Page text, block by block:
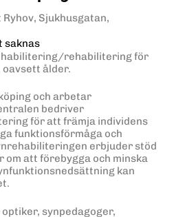
Sjukhusgatan,
saknas
habilitering/rehabilitering för
oavsett ålder.
och arbetar
bedriver
för att främja individens
funktionsförmåga och
erbjuder stöd
om att förebygga och minska
kan
synpedagoger,